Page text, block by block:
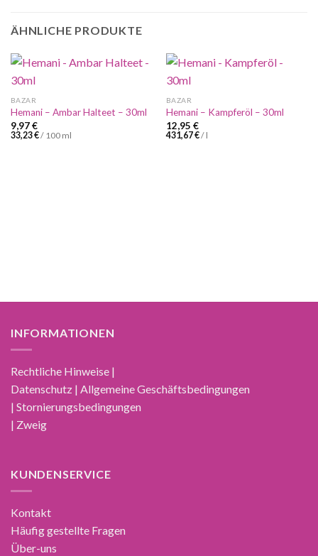
ÄHNLICHE PRODUKTE
BAZAR
Hemani – Ambar Halteet – 30ml
9,97€
33,23€/ 100 ml
BAZAR
Hemani – Kampferöl – 30ml
12,95 €
431,67€/ l
INFORMATIONEN
Rechtliche Hinweise |
Datenschutz | Allgemeine Geschäftsbedingungen
| Stornierungsbedingungen
| Zweig
KUNDENSERVICE
Kontakt
Häufig gestellte Fragen
Über-uns